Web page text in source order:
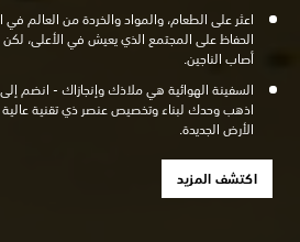
اعثر على الطعام، والمواد والخردة من العالم
الحفاظ على المجتمع الذي يعيش في الأعلى، لكن
أصاب الناجين.
السفينة الهوائية هي ملاذك وإنجازاك - انضم إلى
اذهب وحدك لبناء وتخصيص عنصر ذي تقنية عالية
الأرض الجديدة.
اكتشف المزيد